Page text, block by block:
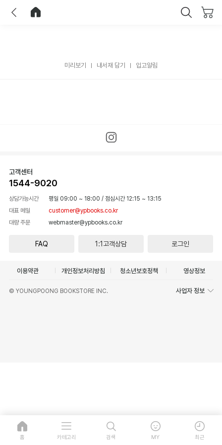
미리보기 내서재 담기 입고알림
고객센터
1544-9020
상담가능시간 평일 09:00 ~ 18:00 / 점심시간 12:15 ~ 13:15
대표 메일
customer@ypbooks.co.kr
대량 주문
webmaster@ypbooks.co.kr
FAQ 1:1고객상담 로그인
이용약관 개인정보처리방침 청소년보호정책 영상정보
© YOUNGPOONG BOOKSTORE INC. 사업자 정보
홈 카테고리 검색 MY 최근